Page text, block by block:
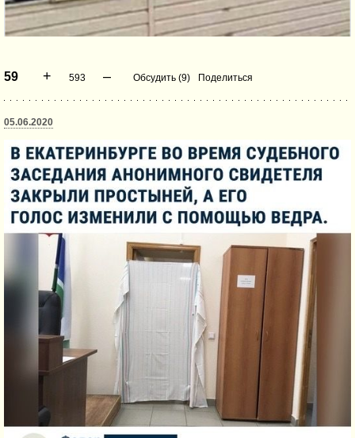
59 + 593 – Обсудить (9) Поделиться
05.06.2020